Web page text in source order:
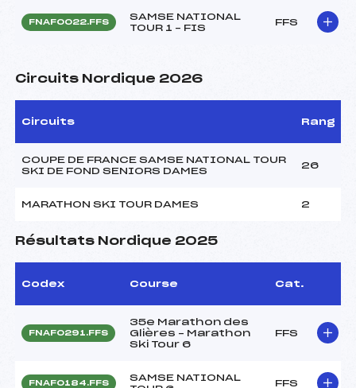
FNAF0022.FFS
SAMSE NATIONAL
TOUR 1 – FIS
FFS
Circuits Nordique 2026
Circuits Rang
COUPE DE FRANCE SAMSE NATIONAL TOUR
SKI DE FOND SENIORS DAMES
26
MARATHON SKI TOUR DAMES 2
Résultats Nordique 2025
Codex Course Cat.
FNAF0291.FFS
35e Marathon des
Glières – Marathon
Ski Tour 6
FFS
FNAF0184.FFS
SAMSE NATIONAL
FFS